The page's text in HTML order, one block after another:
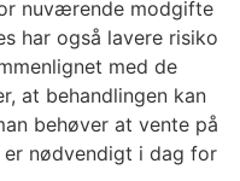
nuværende modgifte
har også lavere risiko
med de
at behandlingen kan
behøver at vente på
nødvendigt i dag for